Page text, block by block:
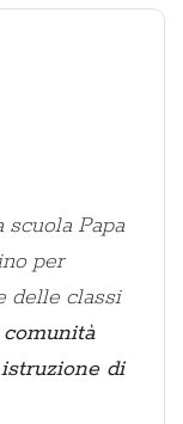
Papa
per
delle classi
di